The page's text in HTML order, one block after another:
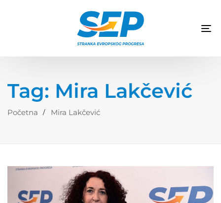
Tag: Mira Lakčević
Početna Mira Lakčević